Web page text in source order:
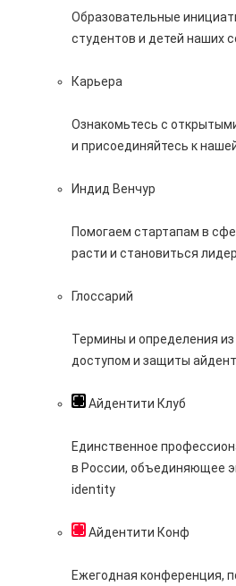
Образовательные
студентов и детей наших
Карьера
Ознакомьтесь с
и присоединяйтесь к
Индид Венчур
Помогаем стартапам в
расти и становиться
Глоссарий
Термины и определения
доступом и защиты
Айдентити Клуб
Единственное
в России, объединяющее
identity
Айдентити Конф
Ежегодная конференция,